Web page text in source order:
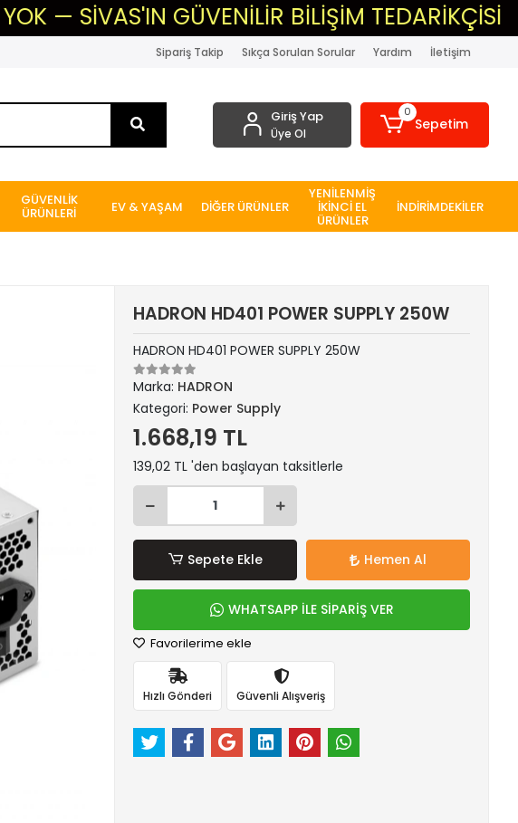
GÜVENİLİR BİLİŞİM TEDARİKÇİSİ
Sipariş Takip Sıkça Sorulan Sorular Yardım İletişim
Giriş Yap
Üye Ol
0
Sepetim
GÜVENLİK
ÜRÜNLERİ EV & YAŞAM DİĞER ÜRÜNLER
YENİLENMİŞ
İKİNCİ EL
ÜRÜNLER
İNDİRİMDEKİLER
HADRON HD401 POWER SUPPLY 250W
HADRON HD401 POWER SUPPLY 250W
Marka: HADRON
Kategori: Power Supply
1.668,19 TL
139,02 TL 'den başlayan taksitlerle
Sepete Ekle Hemen Al
WHATSAPP İLE SİPARİŞ VER
Favorilerime ekle
Hızlı Gönderi Güvenli Alışveriş